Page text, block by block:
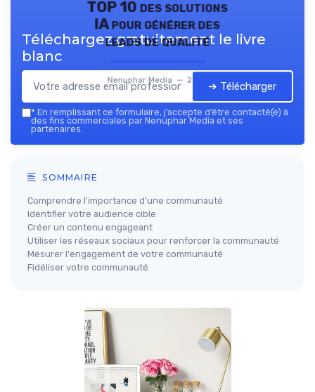
TOP 10 des solutions
IA pour générer des
leads de qualité
Nenuphar Media — 2026
Téléchargez gratuitement le livre
blanc
➔ Télécharger
* En remplissant ce formulaire, j’accepte d’être contacté(e) à
des fins commerciales par Nenuphar Media et ses
partenaires.
SOMMAIRE
Comprendre l'importance d'une communauté
Identifier votre audience cible
Créer un contenu engageant
Utiliser les réseaux sociaux pour renforcer la communauté
Mesurer l'engagement de votre communauté
Fidéliser votre communauté